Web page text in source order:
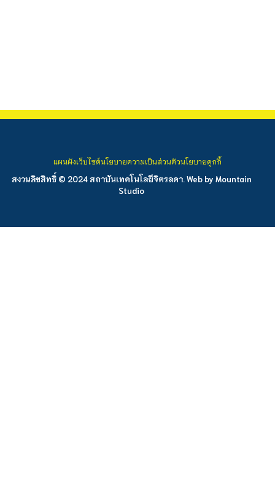
สงวนลิขสิทธิ์ © 2024 สถาบันเทคโนโลยีจิตรลดา. Web by Mountain
Studio
แผนผังเว็บไซต์นโยบายความเป็นส่วนตัวนโยบายคุกกี้